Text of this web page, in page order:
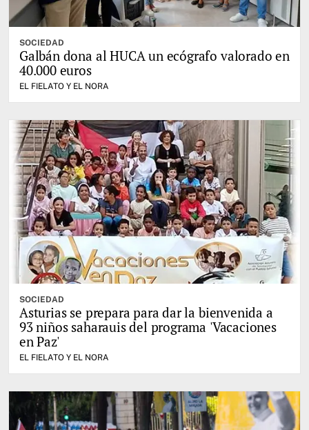
SOCIEDAD
Galbán dona al HUCA un ecógrafo valorado en
40.000 euros
EL FIELATO Y EL NORA
SOCIEDAD
Asturias se prepara para dar la bienvenida a
93 niños saharauis del programa 'Vacaciones
en Paz'
EL FIELATO Y EL NORA